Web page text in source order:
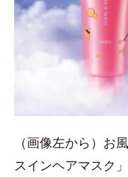
（画像左から）お
スインヘアマスク